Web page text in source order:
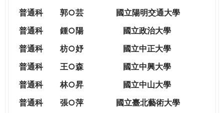
e普通科
郭○芸
國立陽明交通大學
普通科
鍾○陽
國立政治大學
普通科
枋○妤
國立中正大學
普通科
王○森
國立中興大學
普通科
林○昇
國立中山大學
普通科
張○萍
國立臺北藝術大學